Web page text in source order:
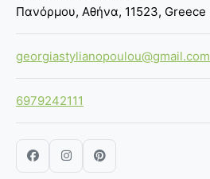
Πανόρμου, Αθήνα, 11523, Greece
georgiastylianopoulou@gmail.com
6979242111